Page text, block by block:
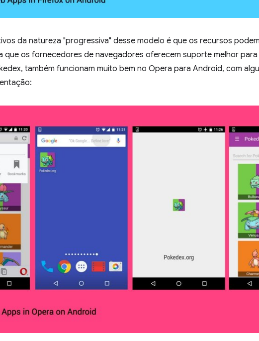
da natureza "progressiva" desse modelo é que os recursos
que os fornecedores de navegadores oferecem suporte melhor para
também funcionam muito bem no Opera para Android, com